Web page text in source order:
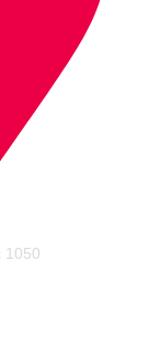
1050